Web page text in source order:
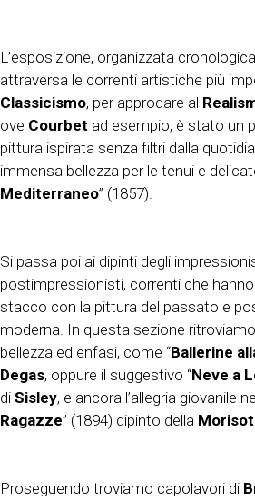
L’esposizione, organizzata
attraversa le correnti artistiche più
Classicismo, per approdare al
ove Courbet ad esempio, è stato un
pittura ispirata senza filtri dalla
immensa bellezza per le tenui e
Mediterraneo” (1857).
Si passa poi ai dipinti degli
postimpressionisti, correnti che
stacco con la pittura del passato e
moderna. In questa sezione
bellezza ed enfasi, come “Ballerine
Degas, oppure il suggestivo “Neve a
di Sisley, e ancora l’allegria giovanile
Ragazze” (1894) dipinto della Morisot
Proseguendo troviamo capolavori di